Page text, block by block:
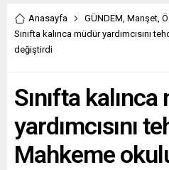
Anasayfa GÜNDEM, Manşet,
Sınıfta kalınca müdür yardımcısını
değiştirdi
Sınıfta
yardımcısını
Mahkeme